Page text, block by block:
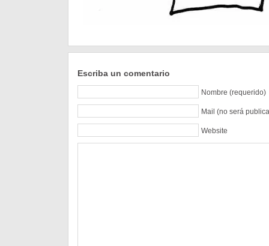
Escriba un comentario
Nombre (requerido)
Mail (no será
Website